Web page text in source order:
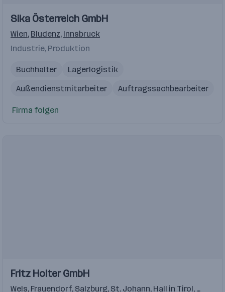
Sika Österreich GmbH
Wien, Bludenz, Innsbruck
Industrie, Produktion
Buchhalter
Lagerlogistik
Außendienstmitarbeiter
Auftragssachbearbeiter
Technischer Verkaufsberater
Firma folgen
Einblicke
Fritz Holter GmbH
Wels, Frauendorf, Salzburg, St. Johann, Hall in Tirol,